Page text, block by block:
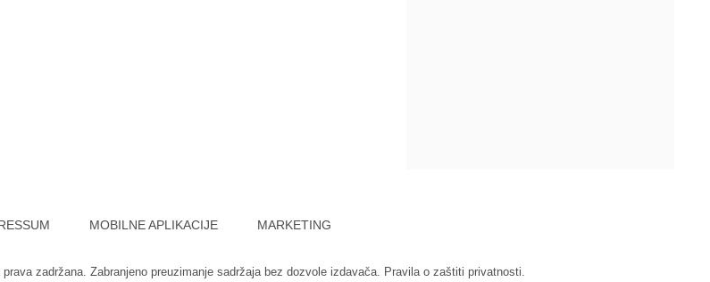
MOBILNE APLIKACIJE MARKETING
zadržana. Zabranjeno preuzimanje sadržaja bez dozvole izdavača. Pravila o zaštiti privatnosti.